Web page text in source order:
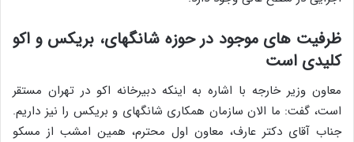
ظرفیت های موجود در حوزه شانگهای، بریکس و اکو
کلیدی است
معاون وزیر خارجه با اشاره به اینکه دبیرخانه اکو در تهران مستقر
است، گفت: ما الان سازمان همکاری شانگهای و بریکس را نیز داریم.
جناب آقای دکتر عارف، معاون اول محترم، همین امشب از مسکو